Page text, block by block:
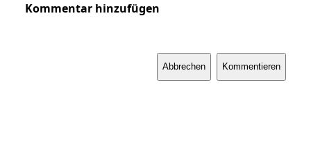
Kommentar hinzufügen
Abbrechen Kommentieren